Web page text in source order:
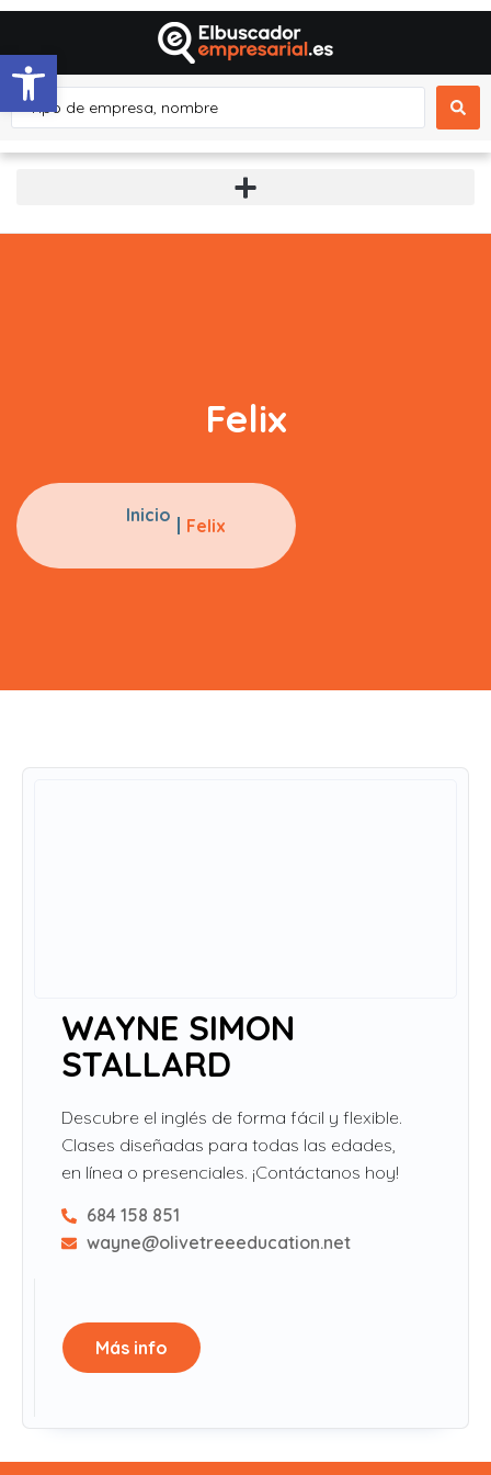
Abrir barra de herramientas
Felix
Inicio Felix
WAYNE SIMON
STALLARD
Descubre el inglés de forma fácil y flexible.
Clases diseñadas para todas las edades,
en línea o presenciales. ¡Contáctanos hoy!
684 158 851
wayne@olivetreeeducation.net
Más info